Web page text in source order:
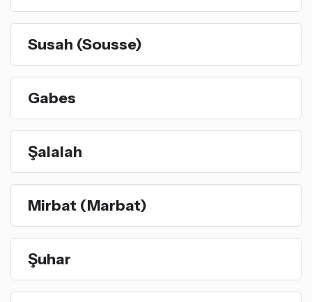
Susah (Sousse)
Gabes
Şalalah
Mirbat (Marbat)
Şuhar